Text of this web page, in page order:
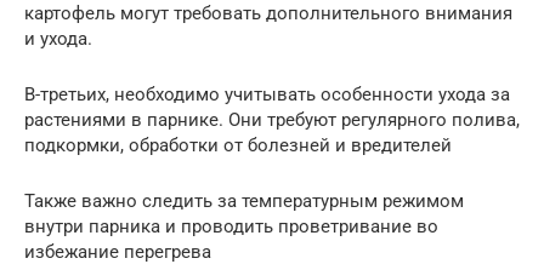
картофель могут требовать дополнительного внимания
и ухода.
В-третьих, необходимо учитывать особенности ухода за
растениями в парнике. Они требуют регулярного полива,
подкормки, обработки от болезней и вредителей
Также важно следить за температурным режимом
внутри парника и проводить проветривание во
избежание перегрева